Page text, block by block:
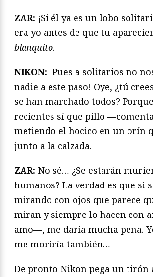
ZAR: ¡Si él ya es un lobo
era yo antes de que tu
blanquito.
NIKON: ¡Pues a solitarios no
nadie a este paso! Oye, ¿tú
se han marchado todos?
recientes sí que pillo
metiendo el hocico en un orín
junto a la calzada.
ZAR: No sé… ¿Se estarán
humanos? La verdad es que si
mirando con ojos que parece
miran y siempre lo hacen con
amo—, me daría mucha pena.
me moriría también…
De pronto Nikon pega un tirón